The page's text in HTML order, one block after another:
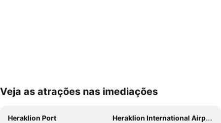
Ampliar mapa
Veja as atrações nas imediações
Heraklion Port
Heraklion International Airport